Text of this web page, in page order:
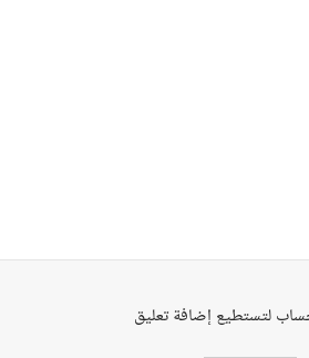
لتستطيع إضافة تعليق